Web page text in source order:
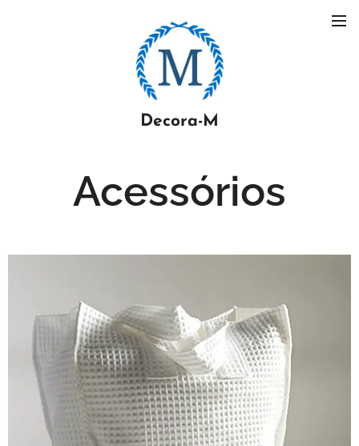
Decora-M
Acessórios